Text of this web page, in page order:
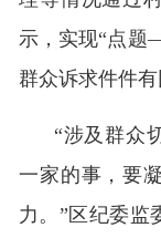
示，实现“点题
群众诉求件件有
“涉及群众
一家的事，要
力。”区纪委监